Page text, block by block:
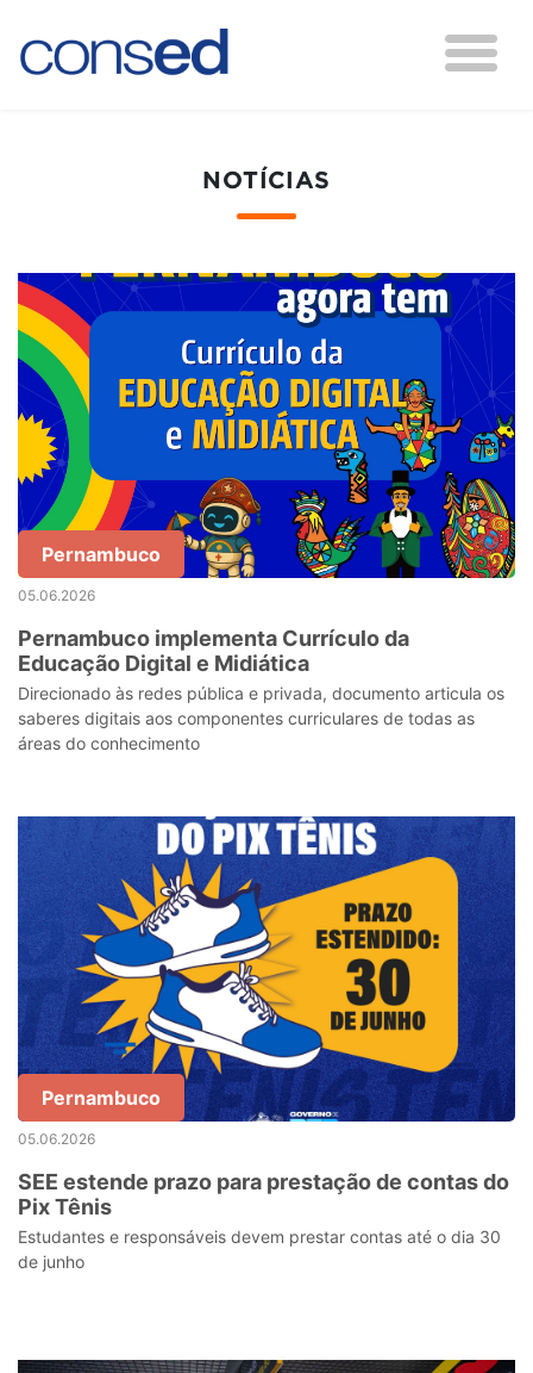
NOTÍCIAS
Pernambuco
05.06.2026
Pernambuco implementa Currículo da
Educação Digital e Midiática
Direcionado às redes pública e privada, documento articula os
saberes digitais aos componentes curriculares de todas as
áreas do conhecimento
Pernambuco
05.06.2026
SEE estende prazo para prestação de contas do
Pix Tênis
Estudantes e responsáveis devem prestar contas até o dia 30
de junho